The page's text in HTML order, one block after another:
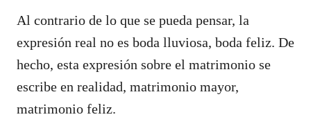
Al contrario de lo que se pueda pensar, la
expresión real no es boda lluviosa, boda feliz. De
hecho, esta expresión sobre el matrimonio se
escribe en realidad, matrimonio mayor,
matrimonio feliz.